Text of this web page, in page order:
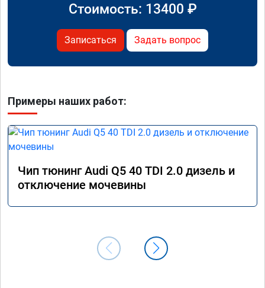
Стоимость: 13400 ₽
Записаться Задать вопрос
Примеры наших работ:
Чип тюнинг Audi Q5 40 TDI 2.0 дизель и
отключение мочевины